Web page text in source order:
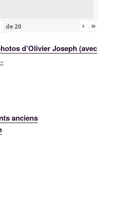
de20 › »
d’Olivier Joseph (avec
anciens